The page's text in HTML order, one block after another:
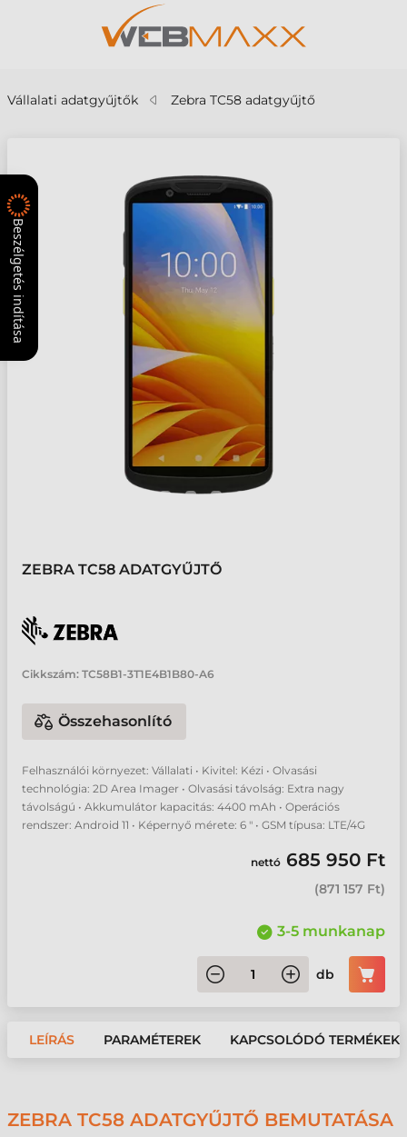
Vállalati adatgyűjtők Zebra TC58 adatgyűjtő
ZEBRA TC58 ADATGYŰJTŐ
Cikkszám: TC58B1-3T1E4B1B80-A6
Összehasonlító
Felhasználói környezet: Vállalati • Kivitel: Kézi • Olvasási
technológia: 2D Area Imager • Olvasási távolság: Extra nagy
távolságú • Akkumulátor kapacitás: 4400 mAh • Operációs
rendszer: Android 11 • Képernyő mérete: 6 " • GSM típusa: LTE/4G
nettó 685 950 Ft
(871 157 Ft)
3-5 munkanap
db
LEÍRÁS PARAMÉTEREK KAPCSOLÓDÓ TERMÉKEK
ZEBRA TC58 ADATGYŰJTŐ BEMUTATÁSA
Beszélgetés indítása